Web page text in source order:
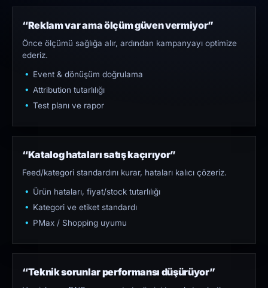
“Reklam var ama ölçüm güven vermiyor”
Önce ölçümü sağlığa alır, ardından kampanyayı optimize
ederiz.
Event & dönüşüm doğrulama
Attribution tutarlılığı
Test planı ve rapor
“Katalog hataları satış kaçırıyor”
Feed/kategori standardını kurar, hataları kalıcı çözeriz.
Ürün hataları, fiyat/stock tutarlılığı
Kategori ve etiket standardı
PMax / Shopping uyumu
“Teknik sorunlar performansı düşürüyor”